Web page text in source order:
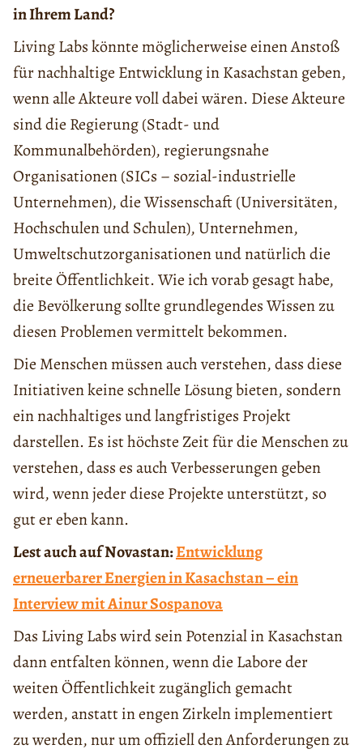
in Ihrem Land?
Living Labs könnte möglicherweise einen Anstoß
für nachhaltige Entwicklung in Kasachstan geben,
wenn alle Akteure voll dabei wären. Diese Akteure
sind die Regierung (Stadt- und
Kommunalbehörden), regierungsnahe
Organisationen (SICs – sozial-industrielle
Unternehmen), die Wissenschaft (Universitäten,
Hochschulen und Schulen), Unternehmen,
Umweltschutzorganisationen und natürlich die
breite Öffentlichkeit. Wie ich vorab gesagt habe,
die Bevölkerung sollte grundlegendes Wissen zu
diesen Problemen vermittelt bekommen.
Die Menschen müssen auch verstehen, dass diese
Initiativen keine schnelle Lösung bieten, sondern
ein nachhaltiges und langfristiges Projekt
darstellen. Es ist höchste Zeit für die Menschen zu
verstehen, dass es auch Verbesserungen geben
wird, wenn jeder diese Projekte unterstützt, so
gut er eben kann.
Lest auch auf Novastan:Entwicklung
erneuerbarer Energien in Kasachstan – ein
Interview mit Ainur Sospanova
Das Living Labs wird sein Potenzial in Kasachstan
dann entfalten können, wenn die Labore der
weiten Öffentlichkeit zugänglich gemacht
werden, anstatt in engen Zirkeln implementiert
zu werden, nur um offiziell den Anforderungen zu